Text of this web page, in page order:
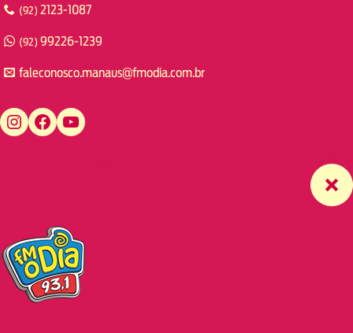
(92) 2123-1087
(92) 99226-1239
faleconosco.manaus@fmodia.com.br
https://www.instagram.com/fmodiamanaus/ https://www.facebook.com/fmodiamanaus https://www.youtube.com/user/radiofmodia